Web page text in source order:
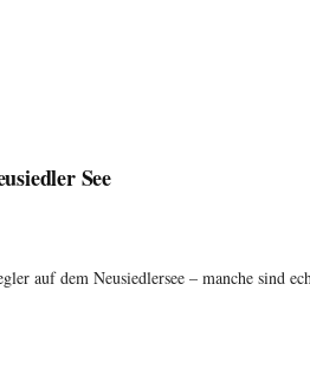
See
auf dem Neusiedlersee – manche sind